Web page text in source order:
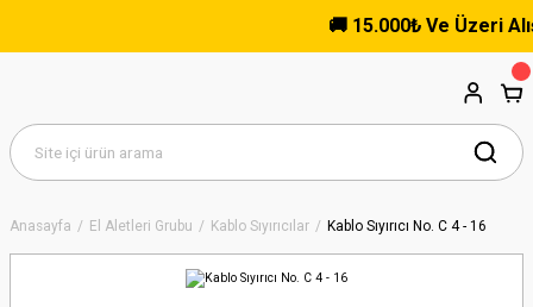
🚚 15.000₺ Ve Üzeri
Anasayfa El Aletleri Grubu Kablo Sıyırıcılar Kablo Sıyırıcı No. C 4 - 16